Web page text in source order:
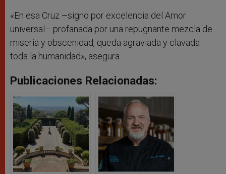
«En esa Cruz –signo por excelencia del Amor
universal– profanada por una repugnante mezcla de
miseria y obscenidad, queda agraviada y clavada
toda la humanidad», asegura.
Publicaciones Relacionadas: